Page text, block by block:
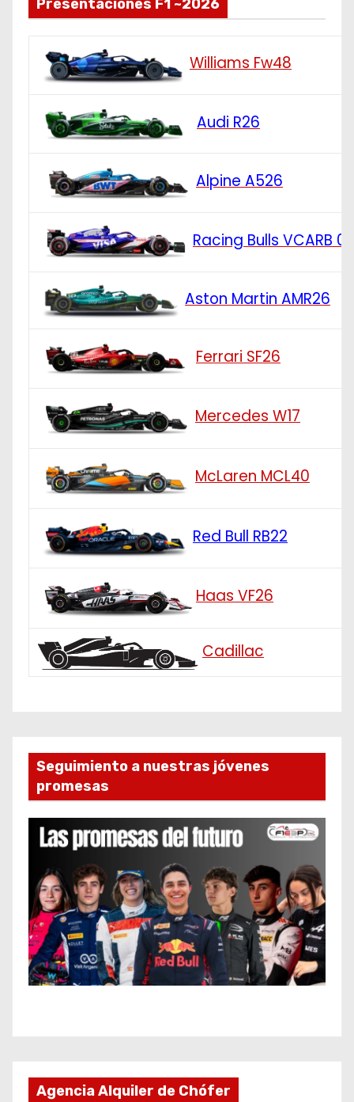
Presentaciones F1 ~2026
Williams Fw48
Audi R26
Alpine A526
Racing Bulls VCARB 03
Aston Martin AMR26
Ferrari SF26
Mercedes W17
McLaren MCL40
Red Bull RB22
Haas VF26
Cadillac
Seguimiento a nuestras jóvenes
promesas
Agencia Alquiler de Chófer